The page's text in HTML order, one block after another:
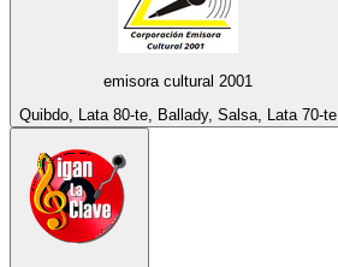
emisora cultural 2001
Quibdo, Lata 80-te, Ballady, Salsa, Lata 70-te